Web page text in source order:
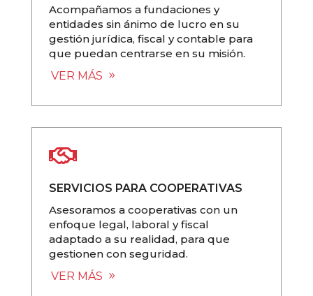
Acompañamos a fundaciones y
entidades sin ánimo de lucro en su
gestión jurídica, fiscal y contable para
que puedan centrarse en su misión.
VER MÁS

SERVICIOS PARA COOPERATIVAS
Asesoramos a cooperativas con un
enfoque legal, laboral y fiscal
adaptado a su realidad, para que
gestionen con seguridad.
VER MÁS